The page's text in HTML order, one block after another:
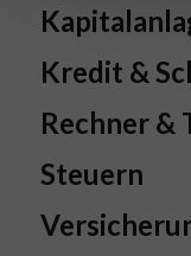
Kredit &
Rechner &
Steuern